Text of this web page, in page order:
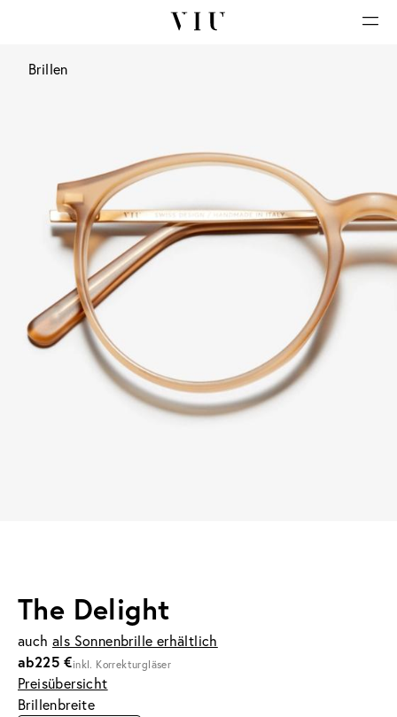
Brillen
The Delight
auch als Sonnenbrille erhältlich
ab225 €inkl. Korrekturgläser
Preisübersicht
Brillenbreite